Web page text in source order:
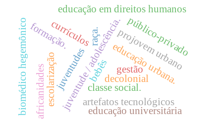
currículos projovem urbano
juventude / adolescência.e
d
u
c
a
ç
ã
o
u
r
b
a
n
a
.
classe social.
raça.
gestão
juventudes
escolarização
educação em direitos humanos
público-privado
artefatos tecnológicos
formação.
decolonial
bebês
educação universitária
africanidades
biomédico hegemônico